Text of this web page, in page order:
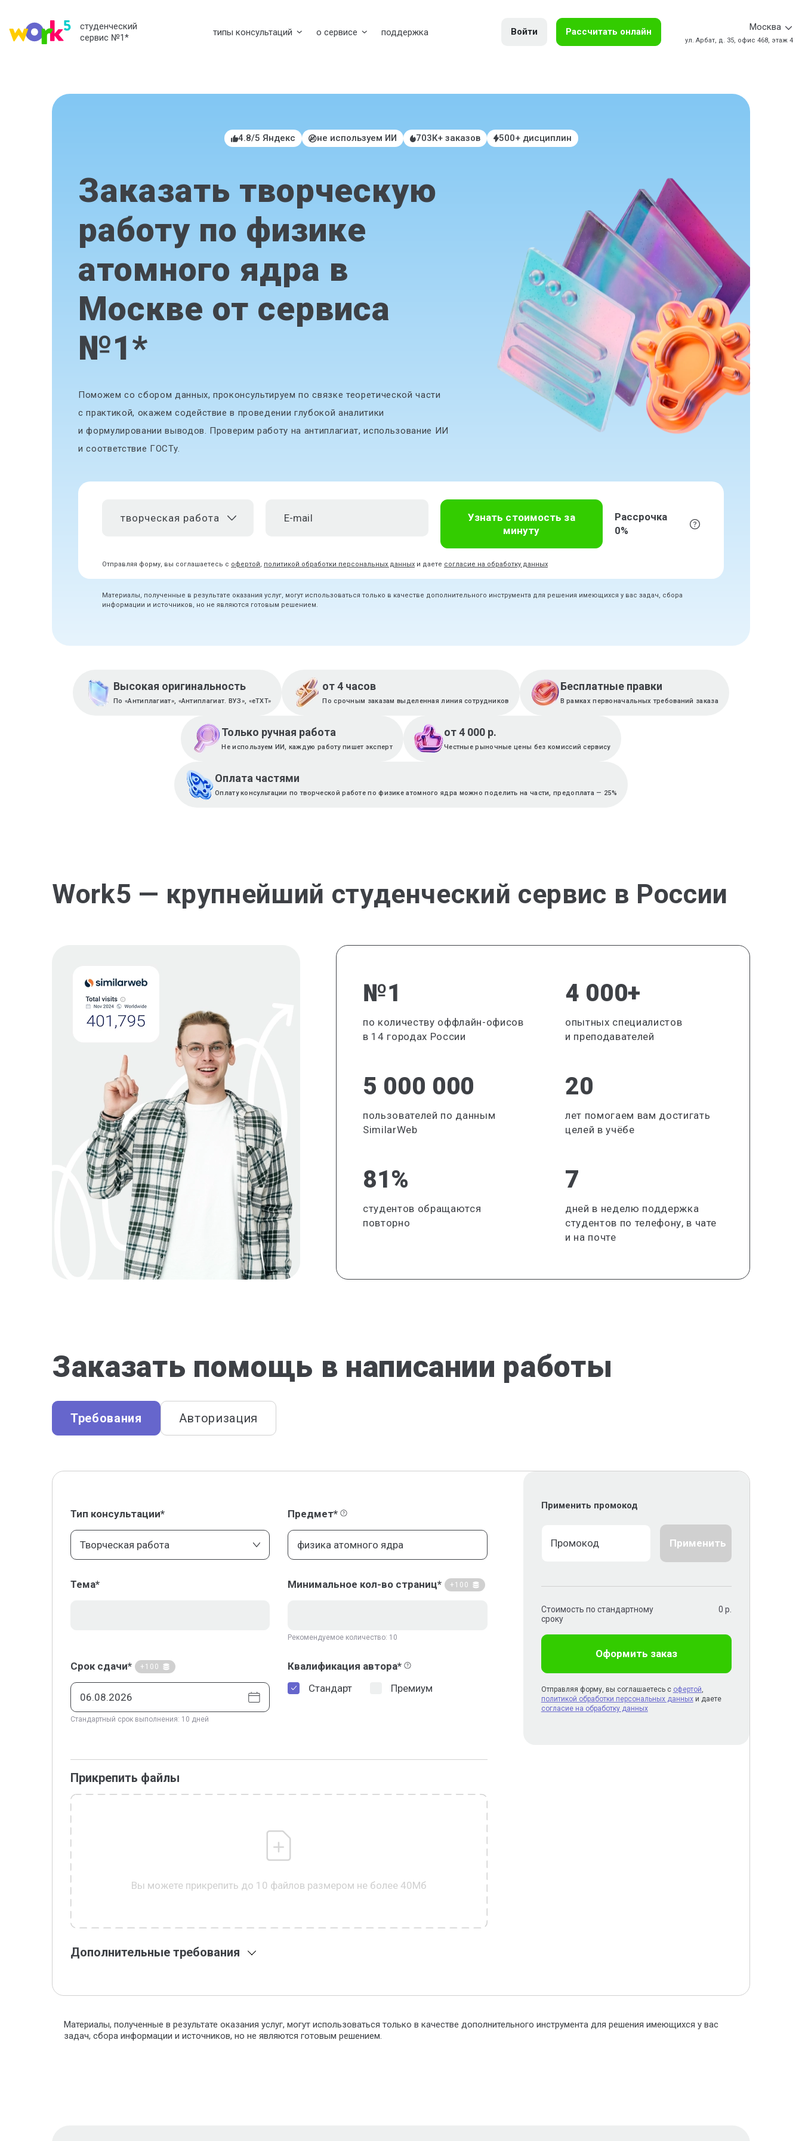
студенческий
сервис №1* типы консультаций о сервисе поддержка Войти Рассчитать онлайн Москва
ул. Арбат, д. 35, офис 468, этаж 4
4.8/5 Яндекс не используем ИИ 703К+ заказов 500+ дисциплин
Заказать творческую
работу по физике
атомного ядра в
Москве от сервиса
№1*
Поможем со сбором данных, проконсультируем по связке теоретической части
с практикой, окажем содействие в проведении глубокой аналитики
и формулировании выводов. Проверим работу на антиплагиат, использование ИИ
и соответствие ГОСТу.
творческая работа
Узнать стоимость за
минуту
Рассрочка
0%
Отправляя форму, вы соглашаетесь с офертой, политикой обработки персональных данных и даете согласие на обработку данных
Материалы, полученные в результате оказания услуг, могут использоваться только в качестве дополнительного инструмента для решения имеющихся у вас задач, сбора
информации и источников, но не являются готовым решением.
Высокая оригинальность
По «Антиплагиат», «Антиплагиат. ВУЗ», «eTXT»
от 4 часов
По срочным заказам выделенная линия сотрудников
Бесплатные правки
В рамках первоначальных требований заказа
Только ручная работа
Не используем ИИ, каждую работу пишет эксперт
от 4 000 р.
Честные рыночные цены без комиссий сервису
Оплата частями
Оплату консультации по творческой работе по физике атомного ядра можно поделить на части, предоплата — 25%
Work5 — крупнейший студенческий сервис в России
№1
по количеству оффлайн-офисов
в 14 городах России
4 000+
опытных специалистов
и преподавателей
5 000 000
пользователей по данным
SimilarWeb
20
лет помогаем вам достигать
целей в учёбе
81%
студентов обращаются
повторно
7
дней в неделю поддержка
студентов по телефону, в чате
и на почте
Заказать помощь в написании работы
Требования Авторизация
Тип консультации*
Творческая работа
Предмет*
Тема* Минимальное кол-во страниц* +100
Рекомендуемое количество: 10
Срок сдачи* +100
Стандартный срок выполнения: 10 дней
Квалификация автора*
Стандарт
Премиум
Прикрепить файлы
Вы можете прикрепить до 10 файлов размером не более 40Мб
Дополнительные требования
Применить промокод
Применить
Стоимость по стандартному
сроку
0 р.
Оформить заказ
Отправляя форму, вы соглашаетесь с офертой,
политикой обработки персональных данныхи даете
согласие на обработку данных
Материалы, полученные в результате оказания услуг, могут использоваться только в качестве дополнительного инструмента для решения имеющихся у вас
задач, сбора информации и источников, но не являются готовым решением.